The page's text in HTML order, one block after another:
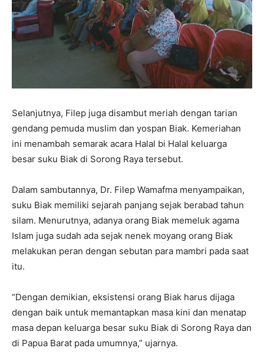
Selanjutnya, Filep juga disambut meriah dengan tarian
gendang pemuda muslim dan yospan Biak. Kemeriahan
ini menambah semarak acara Halal bi Halal keluarga
besar suku Biak di Sorong Raya tersebut.
Dalam sambutannya, Dr. Filep Wamafma menyampaikan,
suku Biak memiliki sejarah panjang sejak berabad tahun
silam. Menurutnya, adanya orang Biak memeluk agama
Islam juga sudah ada sejak nenek moyang orang Biak
melakukan peran dengan sebutan para mambri pada saat
itu.
“Dengan demikian, eksistensi orang Biak harus dijaga
dengan baik untuk memantapkan masa kini dan menatap
masa depan keluarga besar suku Biak di Sorong Raya dan
di Papua Barat pada umumnya,” ujarnya.